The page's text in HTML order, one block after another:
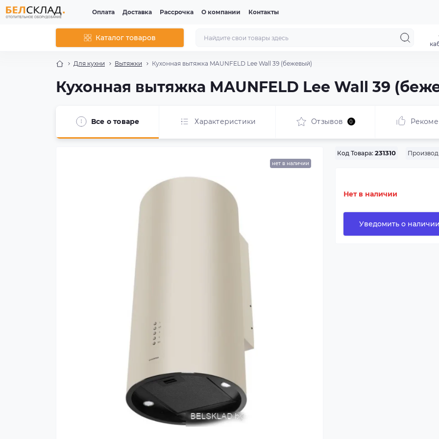
Оплата Доставка Рассрочка О компании Контакты
Каталог товаров
Для кухни Вытяжки Кухонная вытяжка MAUNFELD Lee Wall 39 (бежевый)
Кухонная вытяжка MAUNFELD Lee Wall 39
Все о товаре Характеристики Отзывов 0
нет в наличии
Код Товара: 231310
Нет в наличии
Уведомить о